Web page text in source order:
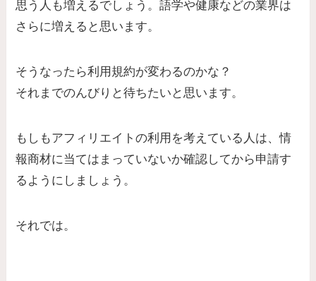
思う人も増えるでしょう。語学や健康などの業界は
さらに増えると思います。
そうなったら利用規約が変わるのかな？
それまでのんびりと待ちたいと思います。
もしもアフィリエイトの利用を考えている人は、情
報商材に当てはまっていないか確認してから申請す
るようにしましょう。
それでは。